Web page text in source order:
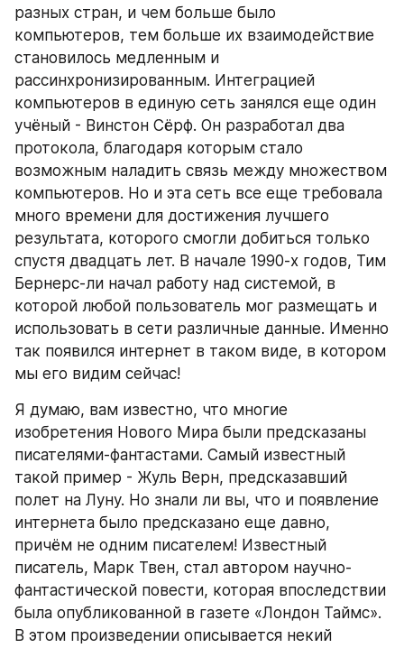
разных стран, и чем больше было
компьютеров, тем больше их взаимодействие
становилось медленным и
рассинхронизированным. Интеграцией
компьютеров в единую сеть занялся еще один
учёный - Винстон Сёрф. Он разработал два
протокола, благодаря которым стало
возможным наладить связь между множеством
компьютеров. Но и эта сеть все еще требовала
много времени для достижения лучшего
результата, которого смогли добиться только
спустя двадцать лет. В начале 1990-х годов, Тим
Бернерс-ли начал работу над системой, в
которой любой пользователь мог размещать и
использовать в сети различные данные. Именно
так появился интернет в таком виде, в котором
мы его видим сейчас!
Я думаю, вам известно, что многие
изобретения Нового Мира были предсказаны
писателями-фантастами. Самый известный
такой пример - Жуль Верн, предсказавший
полет на Луну. Но знали ли вы, что и появление
интернета было предсказано еще давно,
причём не одним писателем! Известный
писатель, Марк Твен, стал автором научно-
фантастической повести, которая впоследствии
была опубликованной в газете «Лондон Таймс».
В этом произведении описывается некий